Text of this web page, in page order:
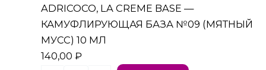
ADRICOCO, LA CREME BASE —
КАМУФЛИРУЮЩАЯ БАЗА №09 (МЯТНЫЙ
МУСС) 10 МЛ
140,00₽